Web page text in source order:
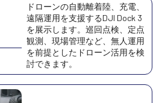
ドローンの自動離着陸、充電、
遠隔運用を支援するDJI Dock 3
を展示します。巡回点検、定点
観測、現場管理など、無人運用
を前提としたドローン活用を検
討できます。